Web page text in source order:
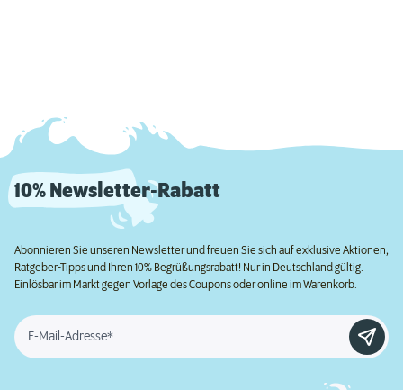
10% Newsletter-Rabatt
Abonnieren Sie unseren Newsletter und freuen Sie sich auf exklusive Aktionen,
Ratgeber-Tipps und Ihren 10% Begrüßungsrabatt! Nur in Deutschland gültig.
Einlösbar im Markt gegen Vorlage des Coupons oder online im Warenkorb.
E-Mail-Adresse*